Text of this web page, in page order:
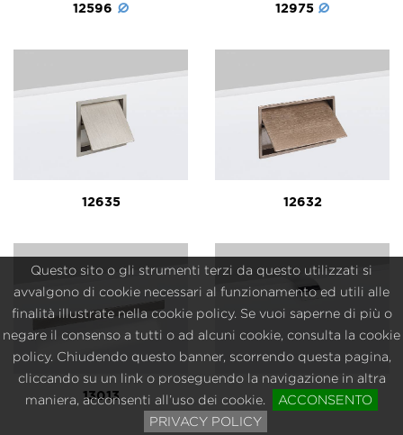
Questo sito o gli strumenti terzi da questo utilizzati si
avvalgono di cookie necessari al funzionamento ed utili alle
finalità illustrate nella cookie policy. Se vuoi saperne di più o
negare il consenso a tutti o ad alcuni cookie, consulta la cookie
policy. Chiudendo questo banner, scorrendo questa pagina,
cliccando su un link o proseguendo la navigazione in altra
maniera, acconsenti all’uso dei cookie.
ACCONSENTO
PRIVACY POLICY
12596 12975
12635 12632
13013 12721